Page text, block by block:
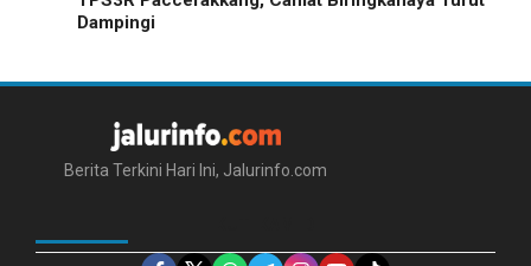
Dampingi
Berita Terkini Hari Ini, Jalurinfo.com